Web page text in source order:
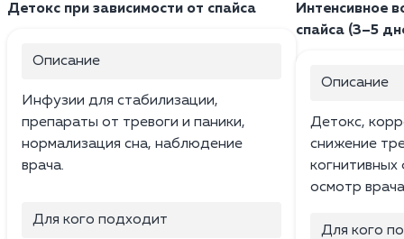
Детокс при зависимости от спайса
Описание
Инфузии для стабилизации,
препараты от тревоги и паники,
нормализация сна, наблюдение
врача.
Для кого подходит
Интенсивное
спайса (3–5
Описание
Детокс,
снижение
осмотр
Для кого